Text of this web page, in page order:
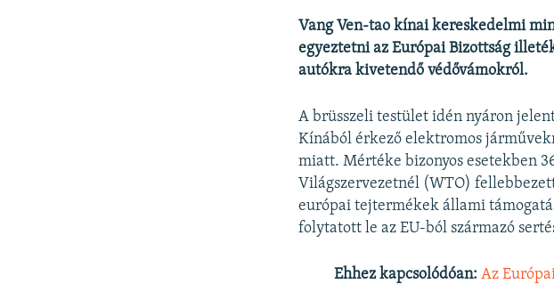
Vang Ven-tao kínai kereskedelmi
egyeztetni az Európai Bizottság
autókra kivetendő védővámokról.
A brüsszeli testület idén nyáron
Kínából érkező elektromos
miatt. Mértéke bizonyos esetekben
Világszervezetnél (WTO)
európai tejtermékek állami
folytatott le az EU-ból származó
Ehhez kapcsolódóan:Az